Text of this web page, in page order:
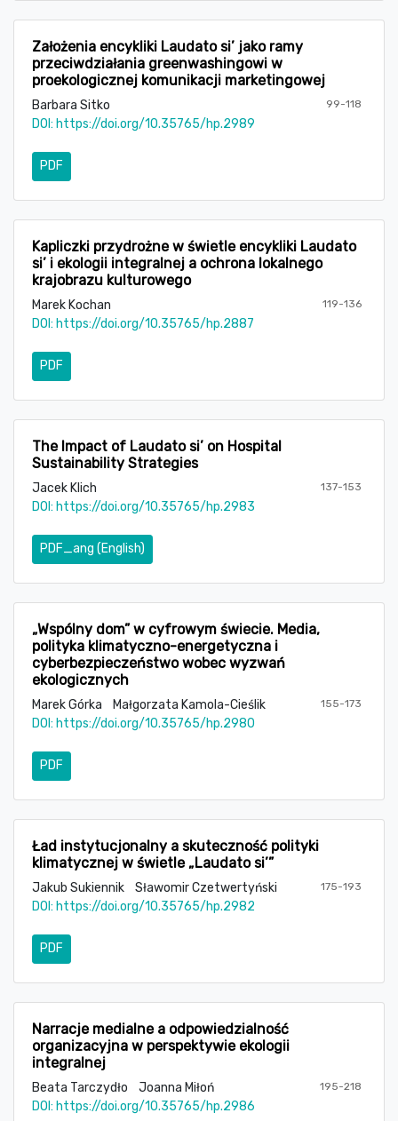
Założenia encykliki Laudato si’ jako ramy
przeciwdziałania greenwashingowi w
proekologicznej komunikacji marketingowej
Barbara Sitko 99-118
DOI: https://doi.org/10.35765/hp.2989
PDF
Kapliczki przydrożne w świetle encykliki Laudato
si’ i ekologii integralnej a ochrona lokalnego
krajobrazu kulturowego
Marek Kochan 119-136
DOI: https://doi.org/10.35765/hp.2887
PDF
The Impact of Laudato si’ on Hospital
Sustainability Strategies
Jacek Klich 137-153
DOI: https://doi.org/10.35765/hp.2983
PDF_ang (English)
„Wspólny dom” w cyfrowym świecie. Media,
polityka klimatyczno-energetyczna i
cyberbezpieczeństwo wobec wyzwań
ekologicznych
Marek Górka Małgorzata Kamola-Cieślik 155-173
DOI: https://doi.org/10.35765/hp.2980
PDF
Ład instytucjonalny a skuteczność polityki
klimatycznej w świetle „Laudato si’”
Jakub Sukiennik Sławomir Czetwertyński 175-193
DOI: https://doi.org/10.35765/hp.2982
PDF
Narracje medialne a odpowiedzialność
organizacyjna w perspektywie ekologii
integralnej
Beata Tarczydło Joanna Miłoń 195-218
DOI: https://doi.org/10.35765/hp.2986